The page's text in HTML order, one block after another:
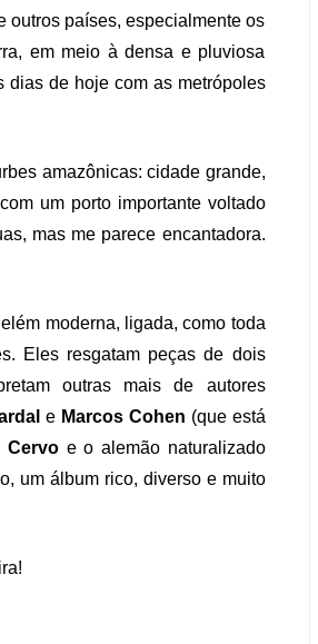
outros países, especialmente os
em meio à densa e pluviosa
dias de hoje com as metrópoles
amazônicas: cidade grande,
um porto importante voltado
mas me parece encantadora.
moderna, ligada, como toda
Eles resgatam peças de dois
outras mais de autores
e Marcos Cohen (que está
Cervoe o alemão naturalizado
um álbum rico, diverso e muito